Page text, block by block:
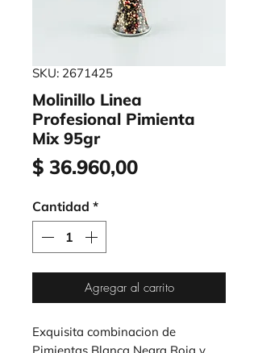
SKU: 2671425
Molinillo Linea
Profesional Pimienta
Mix 95gr
$ 36.960,00Precio
Cantidad *
Agregar al carrito
Exquisita combinacion de